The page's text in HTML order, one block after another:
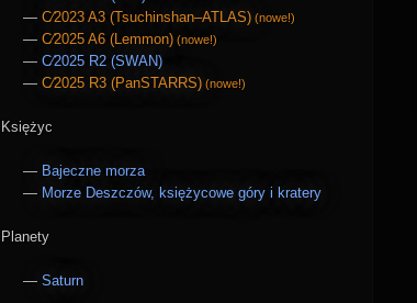
C∕2023 A3 (Tsuchinshan–ATLAS) (nowe!)
C∕2025 A6 (Lemmon) (nowe!)
C∕2025 R2 (SWAN)
C∕2025 R3 (PanSTARRS) (nowe!)
Księżyc
Bajeczne morza
Morze Deszczów, księżycowe góry i kratery
Planety
Saturn